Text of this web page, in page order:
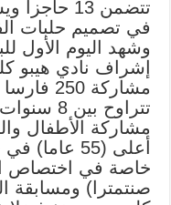
تتضمن 13
في تصميم حلبات
وشهد اليوم الأول
إشراف نادي هيبو
مشاركة
مشاركة الأطفال
أعلى (55
صنتمترا) ومسابقة